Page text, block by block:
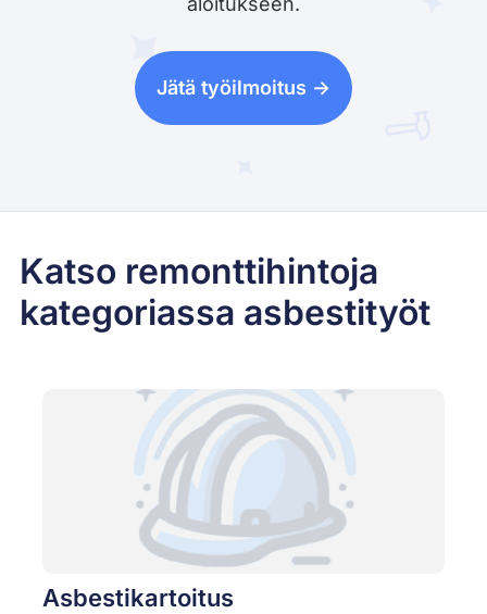
Jätä työilmoitus ->
Katso remonttihintoja
kategoriassa asbestityöt
Asbestikartoitus